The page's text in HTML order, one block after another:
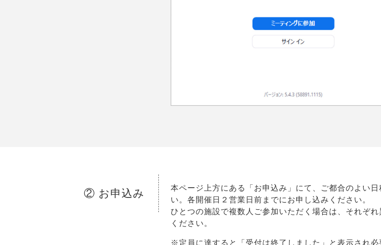
② お申込み
本ページ上方にある「お申込み」にて、ご都合のよい
い。各開催日２営業日前までにお申し込みください。
ひとつの施設で複数人ご参加いただく場合は、それぞ
ください。
※定員に達すると「受付は終了しました」と表示され